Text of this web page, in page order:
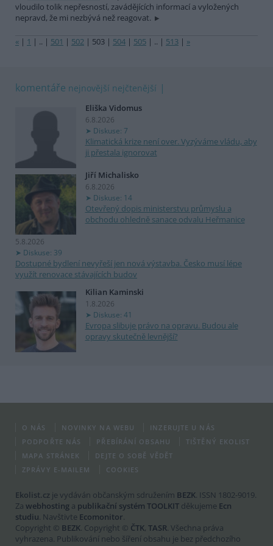
vloudilo tolik nepřesností, zavádějících informací a vyložených
nepravd, že mi nezbývá než reagovat.
« | 1 | .. | 501 | 502 | 503 | 504 | 505 | .. | 513 | »
komentáře nejnovější nejčtenější
Eliška Vidomus
6.8.2026
Diskuse: 7
Klimatická krize není over. Vyzýváme vládu, aby
ji přestala ignorovat
Jiří Michalisko
6.8.2026
Diskuse: 14
Otevřený dopis ministerstvu průmyslu a
obchodu ohledně sanace odvalu Heřmanice
5.8.2026
Diskuse: 39
Dostupné bydlení nevyřeší jen nová výstavba. Česko musí lépe
využít renovace stávajících budov
Kilian Kaminski
1.8.2026
Diskuse: 41
Evropa slibuje právo na opravu. Budou ale
opravy skutečně levnější?
O NÁS NOVINKY NA WEBU
INZERUJTE U NÁS
PODPOŘTE NÁS
PŘEBÍRÁNÍ OBSAHU
TIŠTĚNÝ EKOLIST
MAPA STRÁNEK
DEJTE O SOBĚ VĚDĚT
ZPRÁVY E-MAILEM
COOKIES
Ekolist.cz je vydáván občanským sdružením BEZK. ISSN 1802-9019.
Za webhosting a publikační systém TOOLKIT děkujeme Ecn
studiu. Navštivte Ecomonitor.
Copyright © BEZK. Copyright © ČTK, TASR. Všechna práva
vyhrazena. Publikování nebo šíření obsahu je bez předchozího